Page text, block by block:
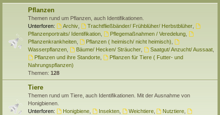
Pflanzen
Themen rund um Pflanzen, auch Identifikationen.
Unterforen:
Archiv, Trachtfließbänder/ Frühblüher/ Herbstblüher,
Pflanzenportraits/ Identifikation
Pflegemaßnahmen / Veredelung,
Pflanzenkrankheiten
Pflanzen ( heimisch/ nicht heimisch)
Wasserpflanzen
Bäume/ Hecken/ Sträucher, Saatgut/ Anzucht/ Aussaat,
Pflanzen und ihre Standorte,
Pflanzen für Tiere ( Futter- und
Nahrungspflanzen)
Themen: 128
Tiere
Themen rund um Tiere, auch Identifikationen. Mit der Ausnahme von
Honigbienen.
Unterforen:
Honigbiene, Insekten, Weichtiere, Nutztiere